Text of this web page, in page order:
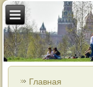
Главная